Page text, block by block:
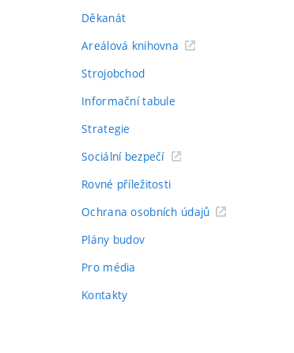
Děkanát
Areálová knihovna
Strojobchod
Informační tabule
Strategie
Sociální bezpečí
Rovné příležitosti
Ochrana osobních údajů
Plány budov
Pro média
Kontakty